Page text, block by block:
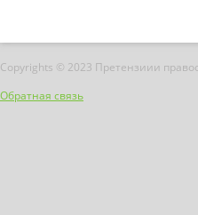
Copyrights © 2023 Претензиии
Обратная связь